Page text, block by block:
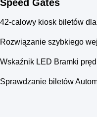
Speed ​​Gates
42-calowy kiosk biletów
Rozwiązanie szybkiego
Wskaźnik LED Bramki
Sprawdzanie biletów